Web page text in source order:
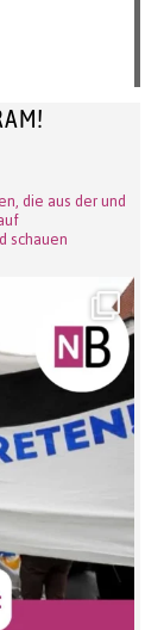
die aus der und
schauen